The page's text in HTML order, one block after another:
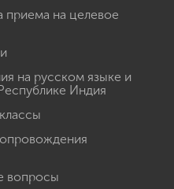
приема на целевое
на русском языке и
Индия
вопросы